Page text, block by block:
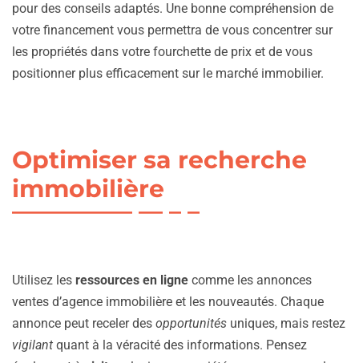
pour des conseils adaptés. Une bonne compréhension de
votre financement vous permettra de vous concentrer sur
les propriétés dans votre fourchette de prix et de vous
positionner plus efficacement sur le marché immobilier.
Optimiser sa recherche
immobilière
Utilisez les ressources en ligne comme les annonces
ventes d’agence immobilière et les nouveautés. Chaque
annonce peut receler des opportunités uniques, mais restez
vigilant quant à la véracité des informations. Pensez